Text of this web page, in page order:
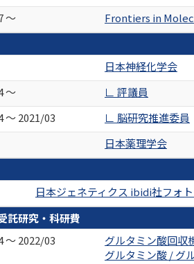
～
Frontiers in
日本神経化学会
～
∟ 評議員
～ 2021/03
∟ 脳研究推進委員
日本薬理学会
日本ジェネティクス ibidi社フォ
託研究・科研費
～ 2022/03
グルタミン酸回収
グルタミン酸 / グ